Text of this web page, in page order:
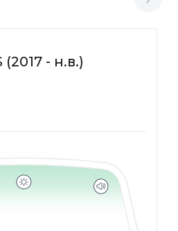
(2017 - н.в.)